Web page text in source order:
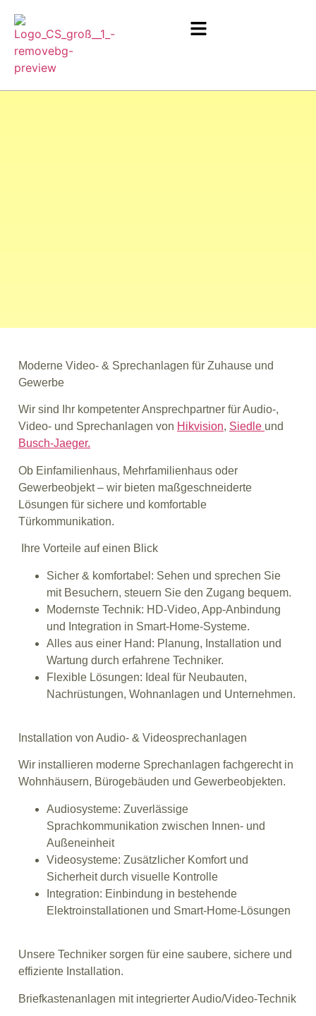
Moderne Video- & Sprechanlagen für Zuhause und
Gewerbe
Wir sind Ihr kompetenter Ansprechpartner für Audio-,
Video- und Sprechanlagen von Hikvision, Siedle und
Busch-Jaeger.
Ob Einfamilienhaus, Mehrfamilienhaus oder
Gewerbeobjekt – wir bieten maßgeschneiderte
Lösungen für sichere und komfortable
Türkommunikation.
Ihre Vorteile auf einen Blick
Sicher & komfortabel: Sehen und sprechen Sie
mit Besuchern, steuern Sie den Zugang bequem.
Modernste Technik: HD-Video, App-Anbindung
und Integration in Smart-Home-Systeme.
Alles aus einer Hand: Planung, Installation und
Wartung durch erfahrene Techniker.
Flexible Lösungen: Ideal für Neubauten,
Nachrüstungen, Wohnanlagen und Unternehmen.
Installation von Audio- & Videosprechanlagen
Wir installieren moderne Sprechanlagen fachgerecht in
Wohnhäusern, Bürogebäuden und Gewerbeobjekten.
Audiosysteme: Zuverlässige
Sprachkommunikation zwischen Innen- und
Außeneinheit
Videosysteme: Zusätzlicher Komfort und
Sicherheit durch visuelle Kontrolle
Integration: Einbindung in bestehende
Elektroinstallationen und Smart-Home-Lösungen
Unsere Techniker sorgen für eine saubere, sichere und
effiziente Installation.
Briefkastenanlagen mit integrierter Audio/Video-Technik